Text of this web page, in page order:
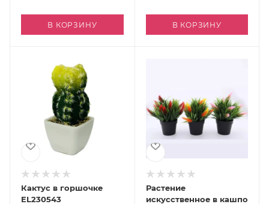
В КОРЗИНУ В КОРЗИНУ
Кактус в горшочке
EL230543
Растение
искусственное в кашпо